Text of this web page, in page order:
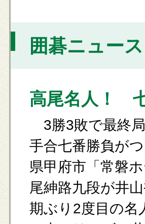
囲碁ニュー
高尾名人！
3勝3敗で最終
手合七番勝負が
県甲府市「常磐
尾紳路九段が井
期ぶり2度目の名